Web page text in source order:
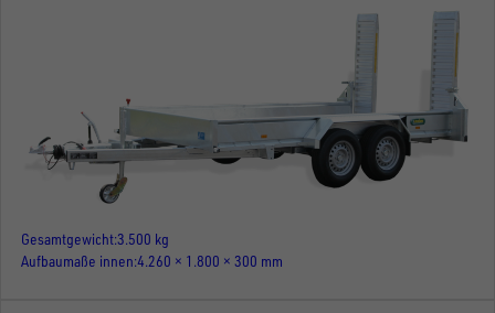
Gesamtgewicht3.500 kg
Aufbaumaße innen 4.260 × 1.800 × 300 mm